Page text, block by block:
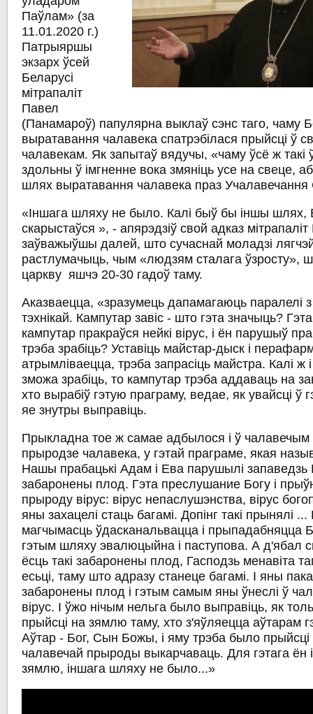
Паўлам» (за
11.01.2020 г.)
Патрыяршы
экзарх ўсей
Беларусі
мітрапаліт
Павел
(Панамароў) папулярна выклаў сэнс таго, чаму
выратавання чалавека спатрэбілася прыйсці ў
чалавекам. Як запытаў вядучы, «чаму ўсё ж такі
здольны ў імгненне вока змяніць усе на свеце,
шлях выратавання чалавека праз
«Іншага шляху не было. Калі быў бы іншы шлях,
скарыстаўся », - апярэдзіў свой адказ
заўважыўшы далей, што сучаснай моладзі
растлумачыць, чым «людзям сталага ўзросту»,
царкву яшчэ 20-30 гадоў таму.
Аказваецца, «зразумець дапамагаюць паралелі
тэхнікай. Кампутар завіс - што гэта значыць?
кампутар пракраўся нейкі вірус, і ён парушыў
трэба зрабіць? Уставіць майстар-дыск і
атрымліваецца, трэба запрасіць майстра. Калі ж
зможа зрабіць, то кампутар трэба аддаваць на
хто вырабіў гэтую праграму, ведае, як увайсці ў
яе знутры выправіць.
Прыкладна тое ж самае адбылося і ў чалавечым
прыродзе чалавека, у гэтай праграме, якая
Нашы прабацькі Адам і Ева парушылі запаведзь
забаронены плод. Гэта преслушание Богу і
прыроду вірус: вірус непаслушэнства, вірус
яны захацелі стаць багамі. Допінг такі прынялі
магчымасць ўдасканальвацца і прыпадабняцца
гэтым шляху эвалюцыйна і паступова. А д'ябал
ёсць такі забаронены плод, Гасподзь менавіта
есьці, таму што адразу станеце багамі. І яны
забаронены плод і гэтым самым яны ўнеслі ў
вірус. І ўжо нічым нельга было выправіць, як
прыйсці на зямлю таму, хто з'яўляецца аўтарам
Аўтар - Бог, Сын Божы, і яму трэба было прыйсці
чалавечай прыроды выкарчаваць. Для гэтага ён
зямлю, іншага шляху не было...»